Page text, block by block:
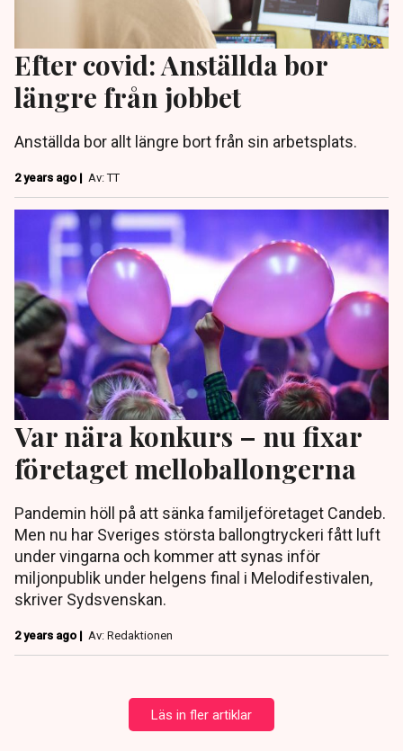
Efter covid: Anställda bor
längre från jobbet
Anställda bor allt längre bort från sin arbetsplats.
2 years ago | Av: TT
Var nära konkurs – nu fixar
företaget melloballongerna
Pandemin höll på att sänka familjeföretaget Candeb.
Men nu har Sveriges största ballongtryckeri fått luft
under vingarna och kommer att synas inför
miljonpublik under helgens final i Melodifestivalen,
skriver Sydsvenskan.
2 years ago | Av: Redaktionen
Läs in fler artiklar